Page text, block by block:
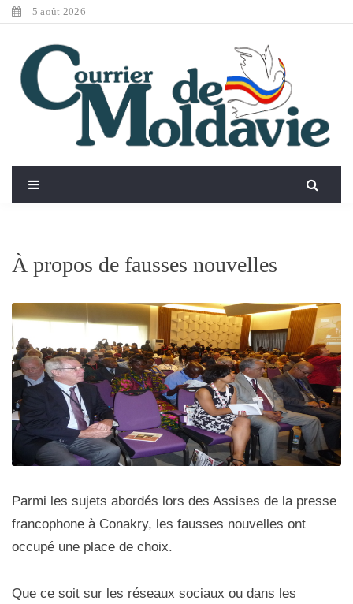
5 août 2026
À propos de fausses nouvelles
Parmi les sujets abordés lors des Assises de la presse
francophone à Conakry, les fausses nouvelles ont
occupé une place de choix.
Que ce soit sur les réseaux sociaux ou dans les